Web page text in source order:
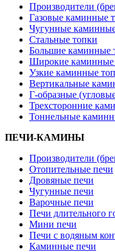
Производители
Газовые каминные
Чугунные
Стальные топки
Большие каминные
Широкие каминные
Узкие каминные
Вертикальные
Г-образные
Трехсторонние
Тоннельные
ПЕЧИ-КАМИНЫ
Производители
Отопительные печи
Дровяные печи
Чугунные печи
Варочные печи
Печи длительного
Мини печи
Печи с водяным
Каминные печи